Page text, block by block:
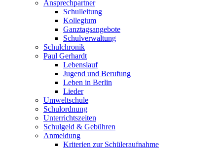
Ansprechpartner
Schulleitung
Kollegium
Ganztagsangebote
Schulverwaltung
Schulchronik
Paul Gerhardt
Lebenslauf
Jugend und Berufung
Leben in Berlin
Lieder
Umweltschule
Schulordnung
Unterrichtszeiten
Schulgeld & Gebühren
Anmeldung
Kriterien zur Schüleraufnahme